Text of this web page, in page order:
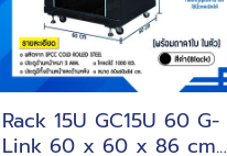
Rack 15U GC15U 60 G-
Link 60 x 60 x 86 cm.